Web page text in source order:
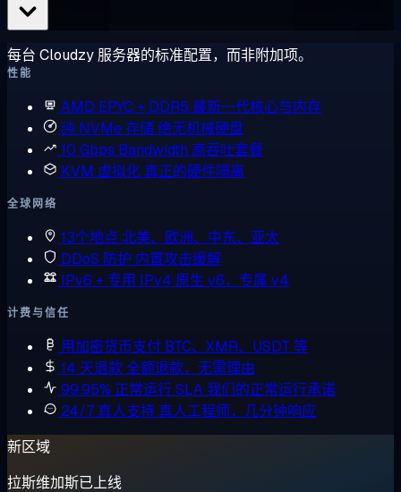
每台 Cloudzy 服务器的标准配置，而非附加项。
性能
AMD EPYC + DDR5 最新一代核心与内存
纯 NVMe 存储绝无机械硬盘
10 Gbps Bandwidth 高吞吐套餐
KVM 虚拟化 真正的硬件隔离
全球网络
13个地点 北美、欧洲、中东、亚太
DDoS 防护 内置攻击缓解
IPv6 + 专用 IPv4 原生 v6，专属 v4
计费与信任
用加密货币支付 BTC、XMR、USDT 等
14 天退款全额退款，无需理由
99.95% 正常运行 SLA我们的正常运行承诺
24/7 真人支持 真人工程师，几分钟响应
新区域
拉斯维加斯已上线